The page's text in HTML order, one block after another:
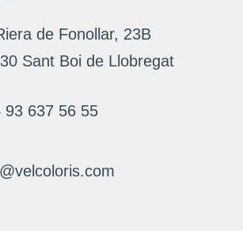
de Fonollar, 23B
Sant Boi de Llobregat
93 637 56 55